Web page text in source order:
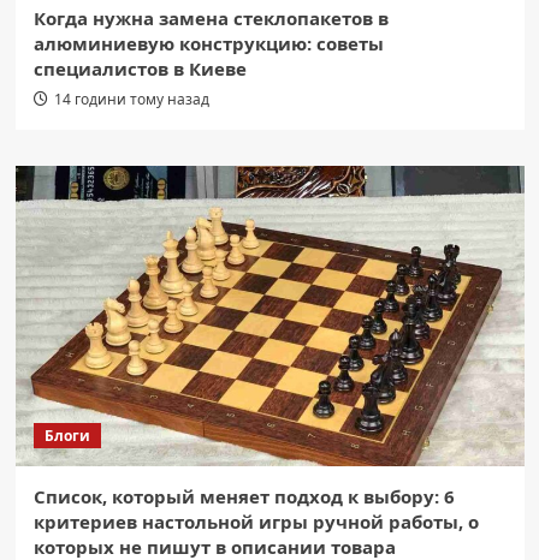
Когда нужна замена стеклопакетов в
алюминиевую конструкцию: советы
специалистов в Киеве
14 години тому назад
Блоги
Список, который меняет подход к выбору: 6
критериев настольной игры ручной работы, о
которых не пишут в описании товара